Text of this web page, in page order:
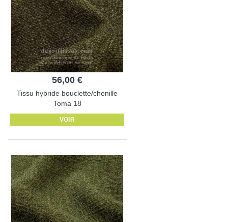
56,00 €
Tissu hybride bouclette/chenille
Toma 18
VOIR